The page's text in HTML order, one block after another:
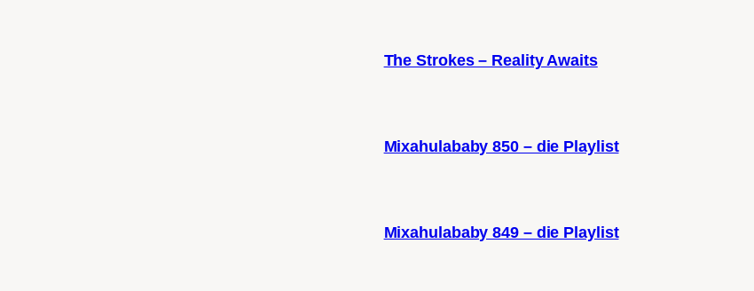
The Strokes – Reality Awaits
Mixahulababy 850 – die Playlist
Mixahulababy 849 – die Playlist